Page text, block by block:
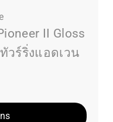
II Gloss
วร์ริ่งแอดเวน